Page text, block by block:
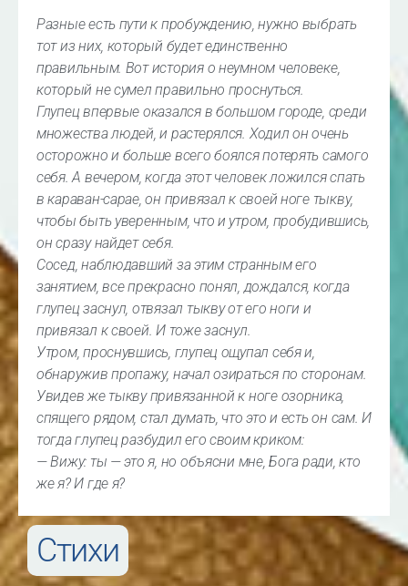
Разные есть пути к пробуждению, нужно выбрать
тот из них, который будет единственно
правильным. Вот история о неумном человеке,
который не сумел правильно проснуться.
Глупец впервые оказался в большом городе, среди
множества людей, и растерялся. Ходил он очень
осторожно и больше всего боялся потерять самого
себя. А вечером, когда этот человек ложился спать
в караван-сарае, он привязал к своей ноге тыкву,
чтобы быть уверенным, что и утром, пробудившись,
он сразу найдет себя.
Сосед, наблюдавший за этим странным его
занятием, все прекрасно понял, дождался, когда
глупец заснул, отвязал тыкву от его ноги и
привязал к своей. И тоже заснул.
Утром, проснувшись, глупец ощупал себя и,
обнаружив пропажу, начал озираться по сторонам.
Увидев же тыкву привязанной к ноге озорника,
спящего рядом, стал думать, что это и есть он сам. И
тогда глупец разбудил его своим криком:
— Вижу: ты — это я, но объясни мне, Бога ради, кто
же я? И где я?
Стихи